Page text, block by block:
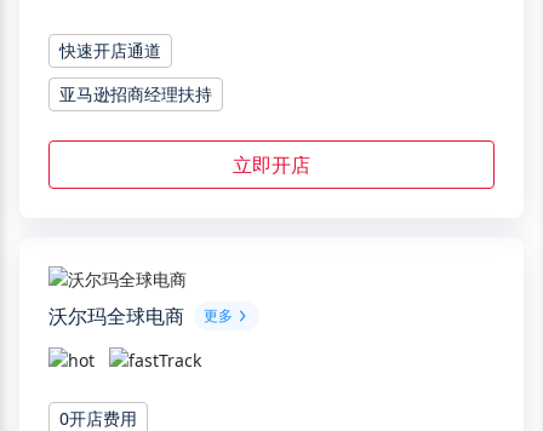
快速开店通道
亚马逊招商经理扶持
立即开店
沃尔玛全球电商 更多
0开店费用